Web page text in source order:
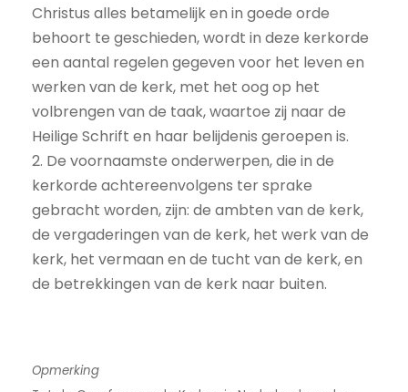
Christus alles betamelijk en in goede orde
behoort te geschieden, wordt in deze kerkorde
een aantal regelen gegeven voor het leven en
werken van de kerk, met het oog op het
volbrengen van de taak, waartoe zij naar de
Heilige Schrift en haar belijdenis geroepen is.
2. De voornaamste onderwerpen, die in de
kerkorde achtereenvolgens ter sprake
gebracht worden, zijn: de ambten van de kerk,
de vergaderingen van de kerk, het werk van de
kerk, het vermaan en de tucht van de kerk, en
de betrekkingen van de kerk naar buiten.
Opmerking